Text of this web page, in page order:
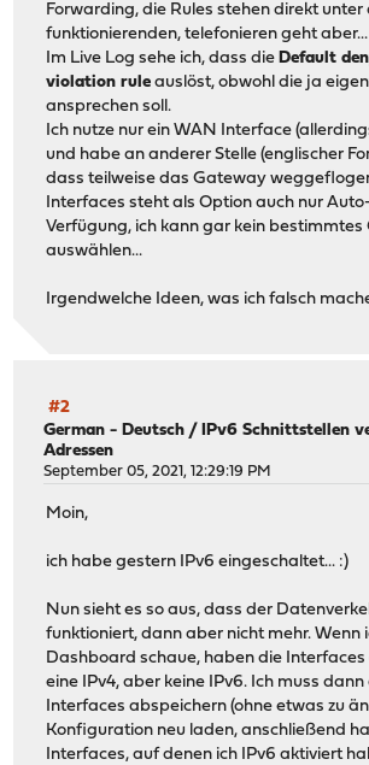
Forwarding, die Rules stehen direkt unter
funktionierenden, telefonieren geht aber...
Im Live Log sehe ich, dass dieDefault
violation rule auslöst, obwohl die ja
ansprechen soll.
Ich nutze nur ein WAN Interface
und habe an anderer Stelle (englischer
dass teilweise das Gateway
Interfaces steht als Option auch nur
Verfügung, ich kann gar kein
auswählen...
Irgendwelche Ideen, was ich falsch
#2
German - Deutsch /IPv6 Schnittstellen
Adressen
September 05, 2021, 12:29:19 PM
Moin,
ich habe gestern IPv6 eingeschaltet... :)
Nun sieht es so aus, dass der
funktioniert, dann aber nicht mehr. Wenn
Dashboard schaue, haben die Interfaces
eine IPv4, aber keine IPv6. Ich muss dann
Interfaces abspeichern (ohne etwas zu
Konfiguration neu laden, anschließend
Interfaces, auf denen ich IPv6 aktiviert